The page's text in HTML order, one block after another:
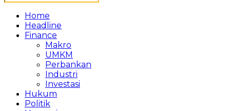
Home
Headline
Finance
Makro
UMKM
Perbankan
Industri
Investasi
Hukum
Politik